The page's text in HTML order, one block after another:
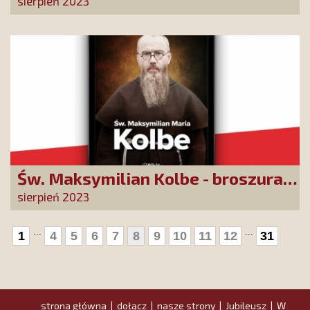
Św. Maksymilian Kolbe - broszura
w 82. rocznicę śmierci
sierpień 2023
1 4 5 6 7 8 9 10 11 12 31
strona główna | dołącz | nasze strony | Jubileusz | W